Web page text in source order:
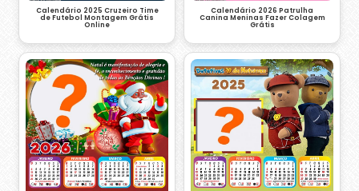
Calendário 2025 Cruzeiro Time
de Futebol Montagem Grátis
Online
Calendário 2026 Patrulha
Canina Meninas Fazer Colagem
Grátis